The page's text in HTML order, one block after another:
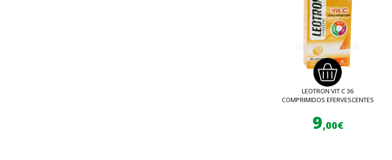
LEOTRON VIT C 36
COMPRIMIDOS EFERVESCENTES
9,00€